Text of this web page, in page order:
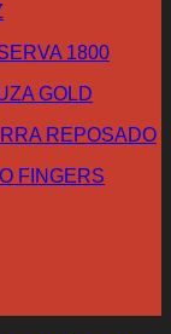
1800
GOLD
REPOSADO
FINGERS